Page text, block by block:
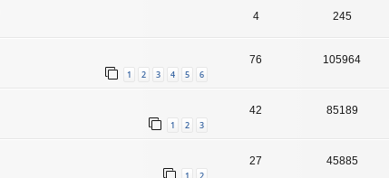
4 245
1 2 3 4 5 6
76 105964
1 2 3
42 85189
1 2
27 45885